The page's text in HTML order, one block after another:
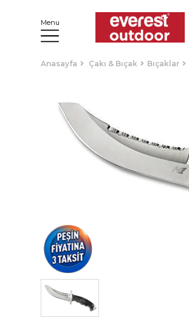
Menu
Anasayfa Çakı & Bıçak Bıçaklar